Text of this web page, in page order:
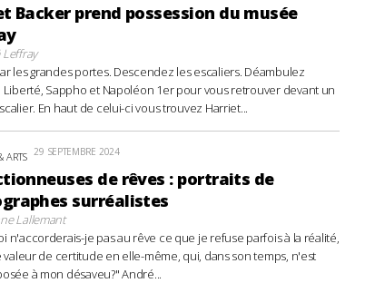
Backer prend possession du musée
Leffray
les grandes portes. Descendez les escaliers. Déambulez
Liberté, Sappho et Napoléon 1er pour vous retrouver devant un
En haut de celui-ci vous trouvez Harriet...
ARTS 29 SEPTEMBRE 2024
de rêves : portraits de
surréalistes
Lallemant
n'accorderais-je pas au rêve ce que je refuse parfois à la réalité,
valeur de certitude en elle-même, qui, dans son temps, n'est
à mon désaveu?" André...